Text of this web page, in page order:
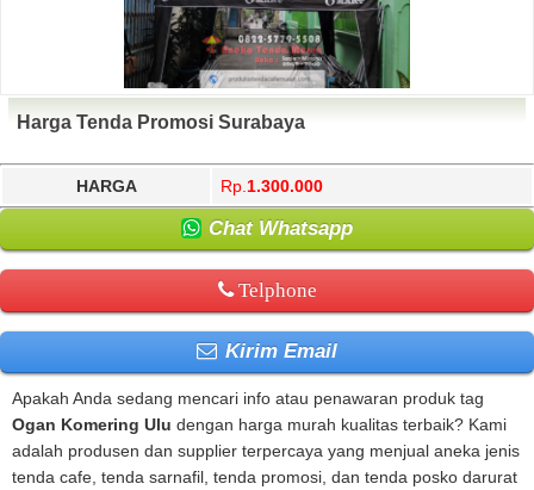
Harga Tenda Promosi Surabaya
HARGA Rp. 1.300.000
Chat Whatsapp
Telphone
Kirim Email
Apakah Anda sedang mencari info atau penawaran produk tag
Ogan Komering Ulu dengan harga murah kualitas terbaik? Kami
adalah produsen dan supplier terpercaya yang menjual aneka jenis
tenda cafe, tenda sarnafil, tenda promosi, dan tenda posko darurat